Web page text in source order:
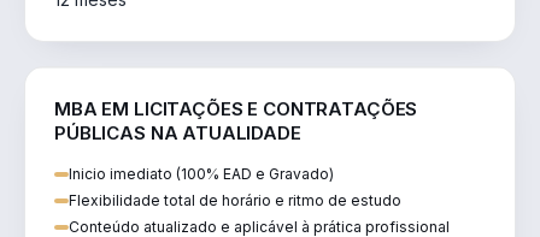
MBA EM LICITAÇÕES E CONTRATAÇÕES
PÚBLICAS NA ATUALIDADE
Inicio imediato (100% EAD e Gravado)
Flexibilidade total de horário e ritmo de estudo
Conteúdo atualizado e aplicável à prática profissional